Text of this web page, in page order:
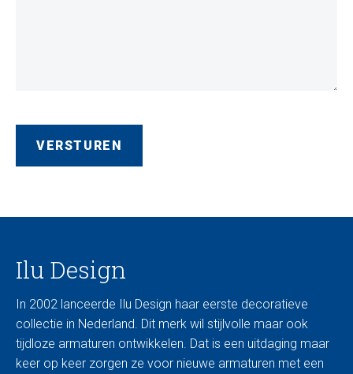
Ilu Design
In 2002 lanceerde Ilu Design haar eerste decoratieve
collectie in Nederland. Dit merk wil stijlvolle maar ook
tijdloze armaturen ontwikkelen. Dat is een uitdaging maar
keer op keer zorgen ze voor nieuwe armaturen met een